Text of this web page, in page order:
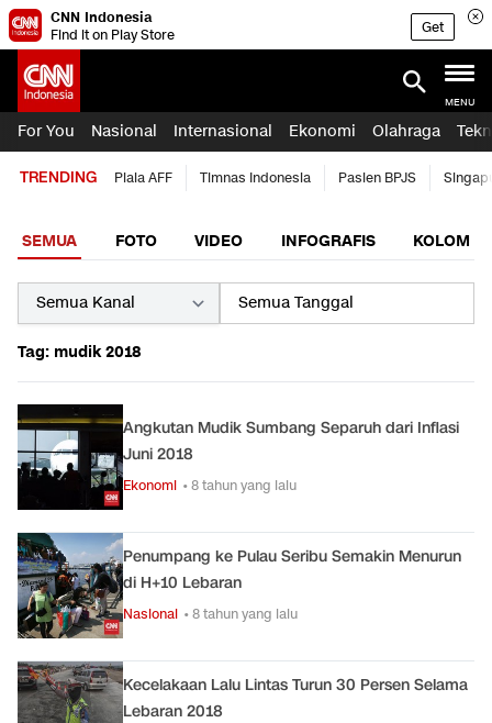
CNN Indonesia
Find it on Play Store
Get
MENU
For You Nasional Internasional Ekonomi Olahraga
TRENDING Piala AFF Timnas Indonesia Pasien BPJS
SEMUA FOTO VIDEO INFOGRAFIS KOLOM
Tag: mudik 2018
Angkutan Mudik Sumbang Separuh dari Inflasi
Juni 2018
Ekonomi • 8 tahun yang lalu
Penumpang ke Pulau Seribu Semakin Menurun
di H+10 Lebaran
Nasional • 8 tahun yang lalu
Kecelakaan Lalu Lintas Turun 30 Persen Selama
Lebaran 2018